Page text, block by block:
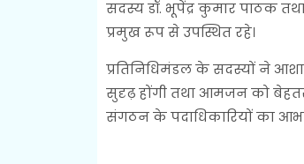
सदस्य डॉ. भूपेंद्र कुमार पाठक
प्रमुख रूप से उपस्थित रहे।
प्रतिनिधिमंडल के सदस्यों ने
सुदृढ़ होंगी तथा आमजन को बेहतर
संगठन के पदाधिकारियों का